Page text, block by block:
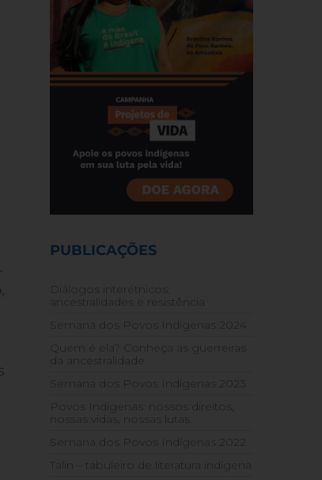
PUBLICAÇÕES
Diálogos interétnicos:
ancestralidades e resistência
Semana dos Povos Indígenas 2024
Quem é ela? Conheça as guerreiras
da ancestralidade
Semana dos Povos Indígenas 2023
Povos Indígenas: nossos direitos,
nossas vidas, nossas lutas
Semana dos Povos Indígenas 2022
Talin – tabuleiro de literatura indígena